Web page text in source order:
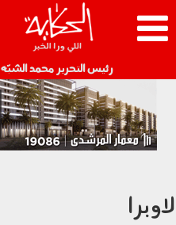
رئيس التحرير محمد الشبّه